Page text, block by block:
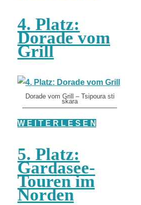
4. Platz:
Dorade vom
Grill
Dorade vom Grill – Tsipoura sti
skara
W E I T E R L E S E N
5. Platz:
Gardasee-
Touren im
Norden